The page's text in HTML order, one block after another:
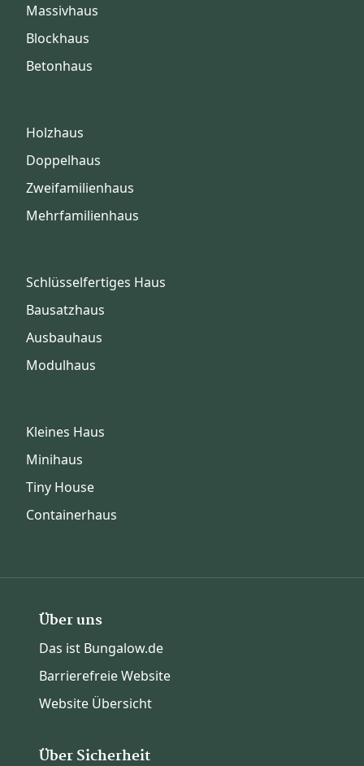
Massivhaus
Blockhaus
Betonhaus
Holzhaus
Doppelhaus
Zweifamilienhaus
Mehrfamilienhaus
Schlüsselfertiges Haus
Bausatzhaus
Ausbauhaus
Modulhaus
Kleines Haus
Minihaus
Tiny House
Containerhaus
Über uns
Das ist Bungalow.de
Barrierefreie Website
Website Übersicht
Über Sicherheit